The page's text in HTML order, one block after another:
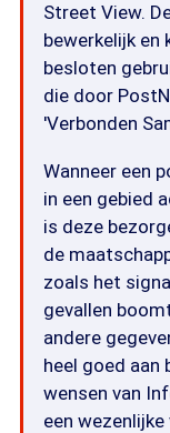
Street View.
bewerkelijk en
besloten
die door
'Verbonden
Wanneer een
in een gebied
is deze
de
zoals het
gevallen
andere
heel goed aan
wensen van
een